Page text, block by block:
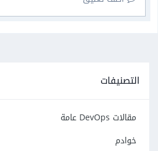
التصنيفات
مقالات DevOps عامة
خوادم